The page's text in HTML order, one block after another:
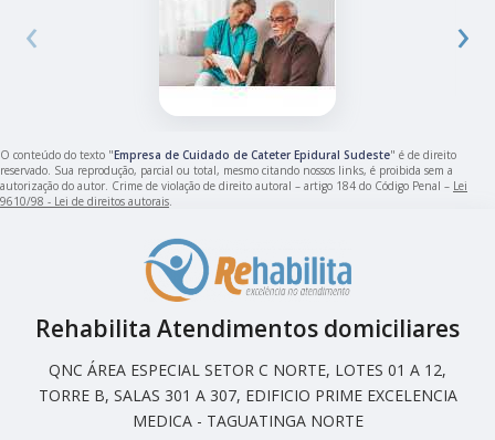
‹ ›
O conteúdo do texto "Empresa de Cuidado de Cateter Epidural Sudeste" é de direito
reservado. Sua reprodução, parcial ou total, mesmo citando nossos links, é proibida sem a
autorização do autor. Crime de violação de direito autoral – artigo 184 do Código Penal – Lei
9610/98 - Lei de direitos autorais
Rehabilita Atendimentos domiciliares
QNC ÁREA ESPECIAL SETOR C NORTE, LOTES 01 A 12,
TORRE B, SALAS 301 A 307, EDIFICIO PRIME EXCELENCIA
MEDICA - TAGUATINGA NORTE